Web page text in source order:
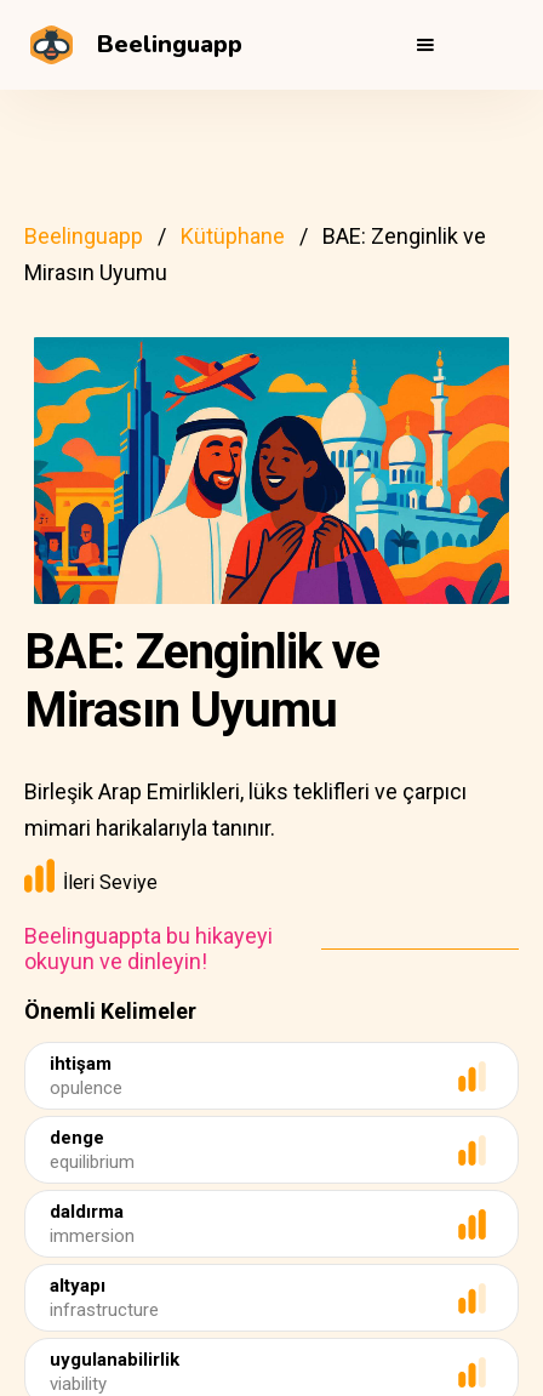
Beelinguapp
Beelinguapp Kütüphane
BAE: Zenginlik ve
Mirasın Uyumu
Önemli Kelimeler
ihtişam
opulence
denge
equilibrium
daldırma
immersion
altyapı
infrastructure
uygulanabilirlik
viability
BAE: Zenginlik ve
Mirasın Uyumu
Birleşik Arap Emirlikleri, lüks teklifleri ve çarpıcı
mimari harikalarıyla tanınır.
İleri Seviye
Beelinguappta bu hikayeyi
okuyun ve dinleyin!